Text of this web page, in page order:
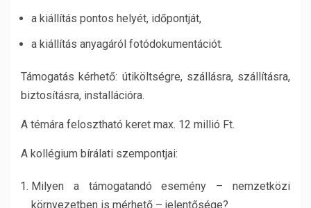
a kiállítás pontos helyét, időpontját,
a kiállítás anyagáról fotódokumentációt.
Támogatás kérhető: útiköltségre, szállásra, szállításra,
biztosításra, installációra.
A témára felosztható keret max. 12 millió Ft.
A kollégium bírálati szempontjai:
Milyen a támogatandó esemény – nemzetközi
környezetben is mérhető – jelentősége?